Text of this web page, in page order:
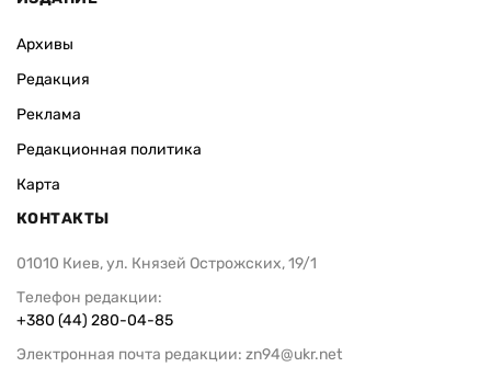
Архивы
Редакция
Реклама
Редакционная политика
Карта
КОНТАКТЫ
01010 Киев, ул. Князей Острожских, 19/1
Телефон редакции:
+380 (44) 280-04-85
Электронная почта редакции: zn94@ukr.net